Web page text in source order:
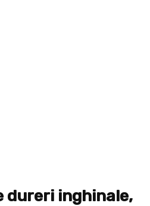
dureri inghinale,